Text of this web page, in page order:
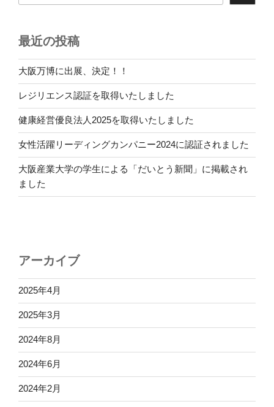
最近の投稿
大阪万博に出展、決定！！
レジリエンス認証を取得いたしました
健康経営優良法人2025を取得いたしました
女性活躍リーディングカンパニー2024に認証されました
大阪産業大学の学生による「だいとう新聞」に掲載され
ました
アーカイブ
2025年4月
2025年3月
2024年8月
2024年6月
2024年2月